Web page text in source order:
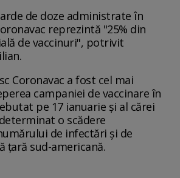
de doze administrate în
reprezintă "25% din
de vaccinuri", potrivit
Coronavac a fost cel mai
campaniei de vaccinare în
pe 17 ianuarie şi al cărei
o scădere
de infectări şi de
ţară sud-americană.